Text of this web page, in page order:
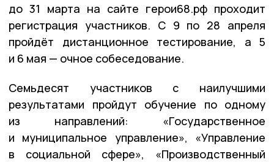
до 31 марта на сайте герои68.рф проходит
регистрация участников. С 9 по 28 апреля
пройдёт дистанционное тестирование, а 5
и 6 мая — очное собеседование.
Семьдесят участников с наилучшими
результатами пройдут обучение по одному
из направлений: «Государственное
и муниципальное управление», «Управление
в социальной сфере», «Производственный